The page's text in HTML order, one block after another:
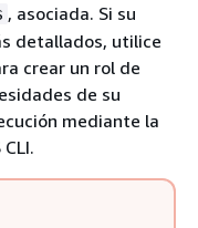
, asociada. Si su
detallados, utilice
crear un rol de
de su
mediante la